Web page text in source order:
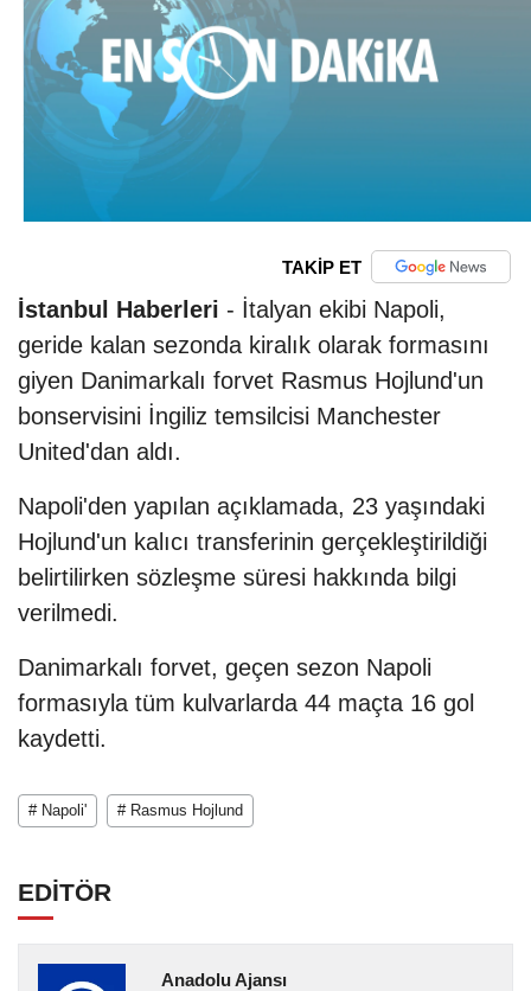
TAKİP ET
İstanbul Haberleri - İtalyan ekibi Napoli,
geride kalan sezonda kiralık olarak formasını
giyen Danimarkalı forvet Rasmus Hojlund'un
bonservisini İngiliz temsilcisi Manchester
United'dan aldı.
Napoli'den yapılan açıklamada, 23 yaşındaki
Hojlund'un kalıcı transferinin gerçekleştirildiği
belirtilirken sözleşme süresi hakkında bilgi
verilmedi.
Danimarkalı forvet, geçen sezon Napoli
formasıyla tüm kulvarlarda 44 maçta 16 gol
kaydetti.
# Napoli' # Rasmus Hojlund
EDİTÖR
Anadolu Ajansı